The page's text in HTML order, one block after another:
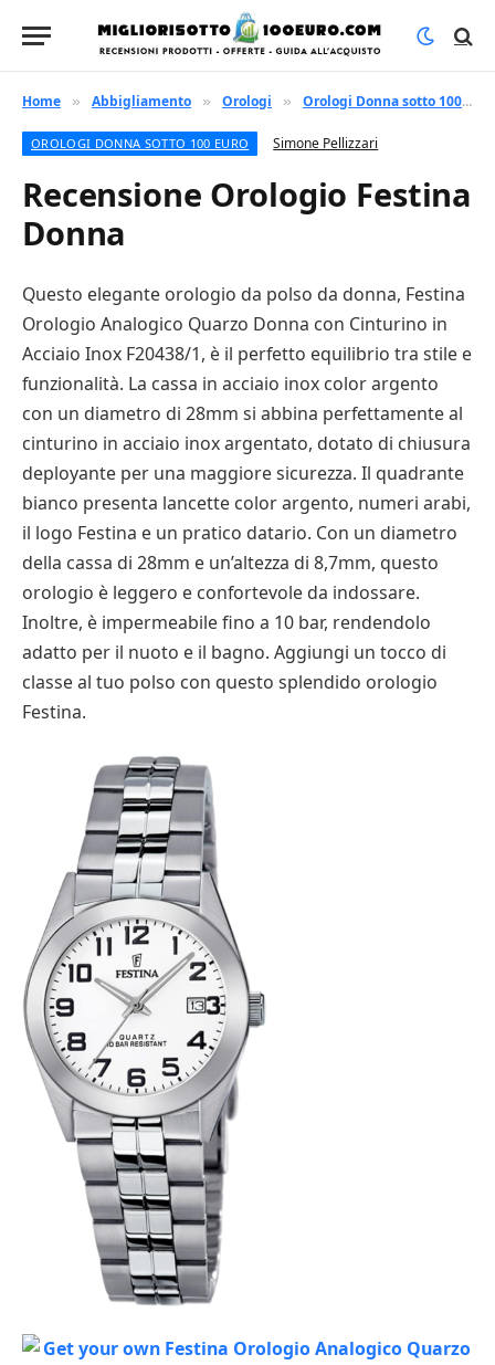
Home » Abbigliamento » Orologi » Orologi Donna sotto 100 euro
OROLOGI DONNA SOTTO 100 EURO Simone Pellizzari
Recensione Orologio Festina
Donna
Questo elegante orologio da polso da donna, Festina
Orologio Analogico Quarzo Donna con Cinturino in
Acciaio Inox F20438/1, è il perfetto equilibrio tra stile e
funzionalità. La cassa in acciaio inox color argento
con un diametro di 28mm si abbina perfettamente al
cinturino in acciaio inox argentato, dotato di chiusura
deployante per una maggiore sicurezza. Il quadrante
bianco presenta lancette color argento, numeri arabi,
il logo Festina e un pratico datario. Con un diametro
della cassa di 28mm e un’altezza di 8,7mm, questo
orologio è leggero e confortevole da indossare.
Inoltre, è impermeabile fino a 10 bar, rendendolo
adatto per il nuoto e il bagno. Aggiungi un tocco di
classe al tuo polso con questo splendido orologio
Festina.